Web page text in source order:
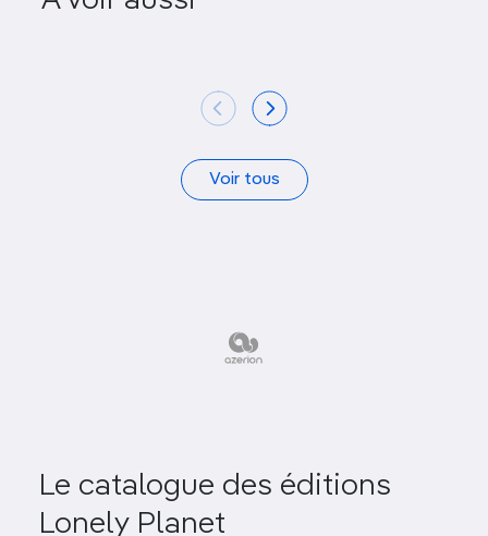
Voir tous
Le catalogue des éditions
Lonely Planet